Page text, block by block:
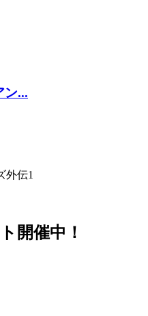
ン...
外伝1
開催中！